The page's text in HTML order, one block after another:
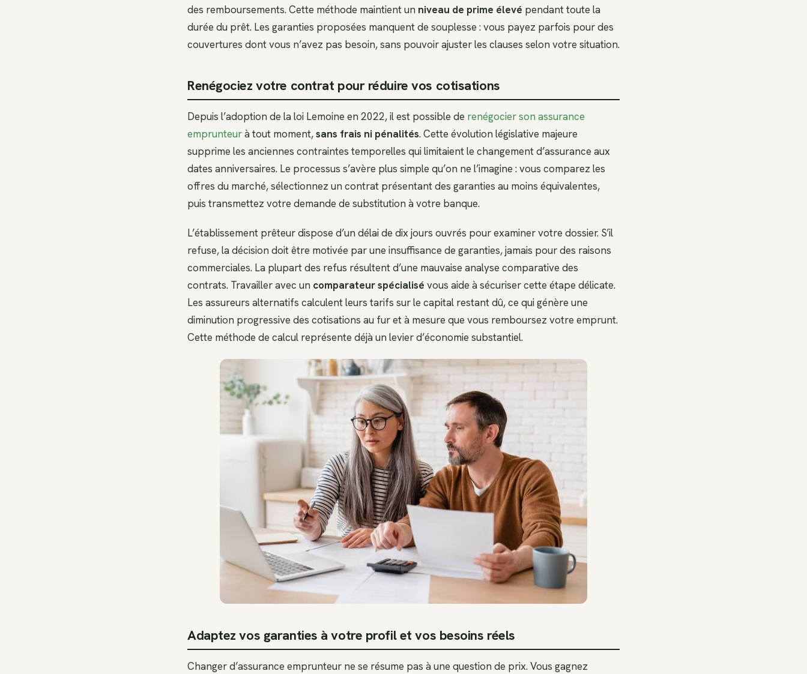
des remboursements. Cette méthode maintient un niveau de prime élevé pendant toute la
durée du prêt. Les garanties proposées manquent de souplesse : vous payez parfois pour des
couvertures dont vous n’avez pas besoin, sans pouvoir ajuster les clauses selon votre situation.
Renégociez votre contrat pour réduire vos cotisations
Depuis l’adoption de la loi Lemoine en 2022, il est possible de renégocier son assurance
emprunteurà tout moment,sans frais ni pénalités. Cette évolution législative majeure
supprime les anciennes contraintes temporelles qui limitaient le changement d’assurance aux
dates anniversaires. Le processus s’avère plus simple qu’on ne l’imagine : vous comparez les
offres du marché, sélectionnez un contrat présentant des garanties au moins équivalentes,
puis transmettez votre demande de substitution à votre banque.
L’établissement prêteur dispose d’un délai de dix jours ouvrés pour examiner votre dossier. S’il
refuse, la décision doit être motivée par une insuffisance de garanties, jamais pour des raisons
commerciales. La plupart des refus résultent d’une mauvaise analyse comparative des
contrats. Travailler avec un comparateur spécialisé vous aide à sécuriser cette étape délicate.
Les assureurs alternatifs calculent leurs tarifs sur le capital restant dû, ce qui génère une
diminution progressive des cotisations au fur et à mesure que vous remboursez votre emprunt.
Cette méthode de calcul représente déjà un levier d’économie substantiel.
Adaptez vos garanties à votre profil et vos besoins réels
Changer d’assurance emprunteur ne se résume pas à une question de prix. Vous gagnez